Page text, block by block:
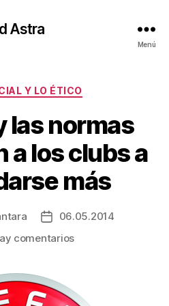
Astra
Menú
Categorías
Y LO ÉTICO
las normas
a los clubs a
más
Fecha06.05.2014
comentariosen
las